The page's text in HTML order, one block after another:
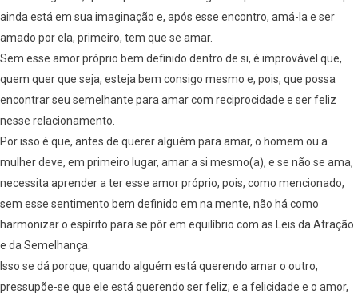
ainda está em sua imaginação e, após esse encontro, amá-la e ser
amado por ela, primeiro, tem que se amar.
Sem esse amor próprio bem definido dentro de si, é improvável que,
quem quer que seja, esteja bem consigo mesmo e, pois, que possa
encontrar seu semelhante para amar com reciprocidade e ser feliz
nesse relacionamento.
Por isso é que, antes de querer alguém para amar, o homem ou a
mulher deve, em primeiro lugar, amar a si mesmo(a), e se não se ama,
necessita aprender a ter esse amor próprio, pois, como mencionado,
sem esse sentimento bem definido em na mente, não há como
harmonizar o espírito para se pôr em equilíbrio com as Leis da Atração
e da Semelhança.
Isso se dá porque, quando alguém está querendo amar o outro,
pressupõe-se que ele está querendo ser feliz; e a felicidade e o amor,